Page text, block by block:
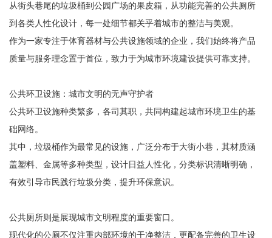
从街头巷尾的垃圾桶到公园广场的果皮箱，从功能完善的公共厕所
到各类人性化设计，每一处细节都关乎着城市的整洁与美观。
作为一家专注于体育器材与公共设施领域的企业，我们始终将产品
质量与服务理念置于首位，致力于为城市环境建设提供可靠支持。
公共环卫设施：城市文明的无声守护者
公共环卫设施种类繁多，各司其职，共同构建起城市环境卫生的基
础网络。
其中，垃圾桶作为最常见的设施，广泛分布于大街小巷，其材质涵
盖塑料、金属等多种类型，设计日益人性化，分类标识清晰明确，
有效引导市民践行垃圾分类，提升环保意识。
公共厕所则是展现城市文明程度的重要窗口。
现代化的公厕不仅注重内部环境的干净整洁，更配备完善的卫生设